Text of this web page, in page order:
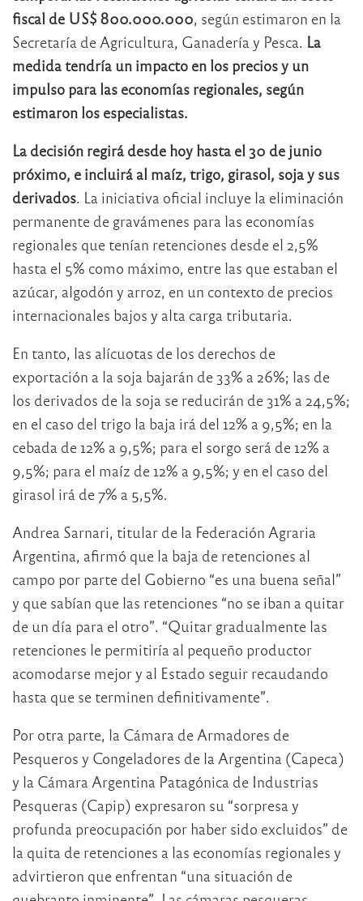
fiscal de US$ 800.000.000, según estimaron en la
Secretaría de Agricultura, Ganadería y Pesca. La
medida tendría un impacto en los precios y un
impulso para las economías regionales, según
estimaron los especialistas.
La decisión regirá desde hoy hasta el 30 de junio
próximo, e incluirá al maíz, trigo, girasol, soja y sus
derivados. La iniciativa oficial incluye la eliminación
permanente de gravámenes para las economías
regionales que tenían retenciones desde el 2,5%
hasta el 5% como máximo, entre las que estaban el
azúcar, algodón y arroz, en un contexto de precios
internacionales bajos y alta carga tributaria.
En tanto, las alícuotas de los derechos de
exportación a la soja bajarán de 33% a 26%; las de
los derivados de la soja se reducirán de 31% a 24,5%;
en el caso del trigo la baja irá del 12% a 9,5%; en la
cebada de 12% a 9,5%; para el sorgo será de 12% a
9,5%; para el maíz de 12% a 9,5%; y en el caso del
girasol irá de 7% a 5,5%.
Andrea Sarnari, titular de la Federación Agraria
Argentina, afirmó que la baja de retenciones al
campo por parte del Gobierno “es una buena señal”
y que sabían que las retenciones “no se iban a quitar
de un día para el otro”. “Quitar gradualmente las
retenciones le permitiría al pequeño productor
acomodarse mejor y al Estado seguir recaudando
hasta que se terminen definitivamente”.
Por otra parte, la Cámara de Armadores de
Pesqueros y Congeladores de la Argentina (Capeca)
y la Cámara Argentina Patagónica de Industrias
Pesqueras (Capip) expresaron su “sorpresa y
profunda preocupación por haber sido excluidos” de
la quita de retenciones a las economías regionales y
advirtieron que enfrentan “una situación de